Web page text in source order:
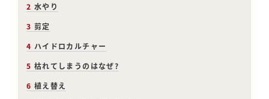
2 水やり
3 剪定
4 ハイドロカルチャー
5 枯れてしまうのはなぜ?
6 植え替え